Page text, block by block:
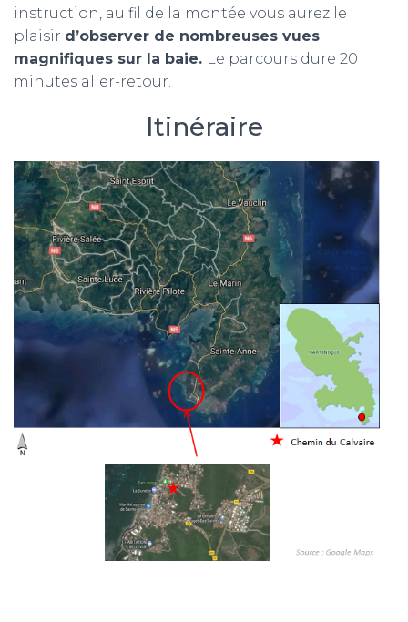
instruction, au fil de la montée vous aurez le
plaisir d’observer de nombreuses vues
magnifiques sur la baie. Le parcours dure 20
minutes aller-retour.
Itinéraire